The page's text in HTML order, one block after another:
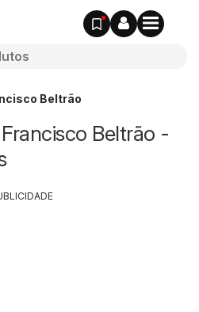
Beltrão
Beltrão -